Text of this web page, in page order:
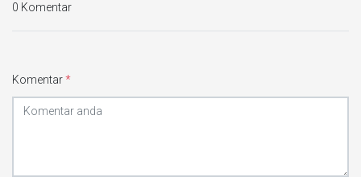
0 Komentar
Komentar*